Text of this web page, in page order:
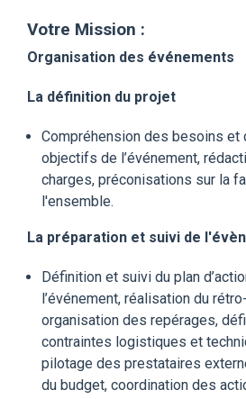
Votre Mission :
Organisation des événements
La définition du projet
Compréhension des besoins et
objectifs de l’événement,
charges, préconisations sur la
l'ensemble.
La préparation et suivi de
Définition et suivi du plan
l’événement, réalisation du
organisation des repérages,
contraintes logistiques et
pilotage des prestataires
du budget, coordination des